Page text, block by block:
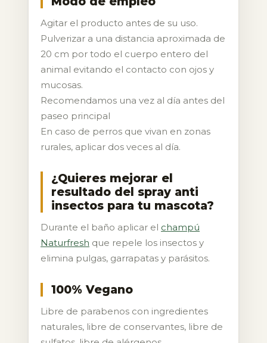
Agitar el producto antes de su uso.
Pulverizar a una distancia aproximada de
20 cm por todo el cuerpo entero del
animal evitando el contacto con ojos y
mucosas.
Recomendamos una vez al día antes del
paseo principal
En caso de perros que vivan en zonas
rurales, aplicar dos veces al día.
¿Quieres mejorar el
resultado del spray anti
insectos para tu mascota?
Durante el baño aplicar el champú
Naturfresh que repele los insectos y
elimina pulgas, garrapatas y parásitos.
100% Vegano
Libre de parabenos con ingredientes
naturales, libre de conservantes, libre de